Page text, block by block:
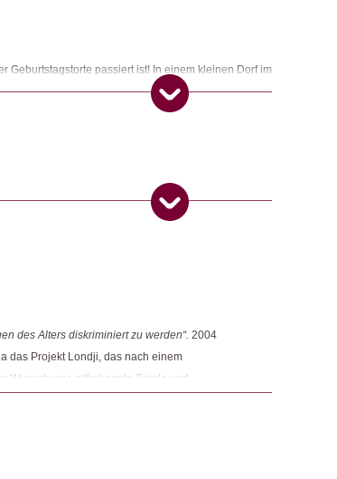
Geburtstagstorte passiert ist! In einem kleinen Dorf im
in den Gärten Überraschungen. Aber oh je! In einer
Was könnte passiert sein? Beobachte jede Figur
damit du ermitteln, ein erfahrener Detektiv
das Logik und Beobachtungsgabe fördert und dich
des Alters diskriminiert zu werden“. 2004
das Projekt Londji, das nach einem
Wunsch war, altbekannte Spiele und
das Projekt zur Firma und es werden immer